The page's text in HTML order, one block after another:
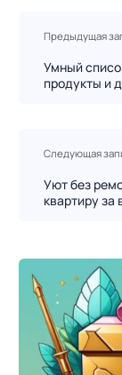
з
Предыдущая
Умный
продукты и
Следующая
Уют без
квартиру